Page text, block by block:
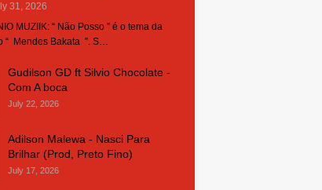
31, 2026
MUZIIK: “ Não Posso ” é o tema da
“ Mendes Bakata ”. S…
Gudilson GD ft Silvio Chocolate -
Com A boca
July 22, 2026
Adilson Malewa - Nasci Para
Brilhar (Prod, Preto Fino)
July 17, 2026